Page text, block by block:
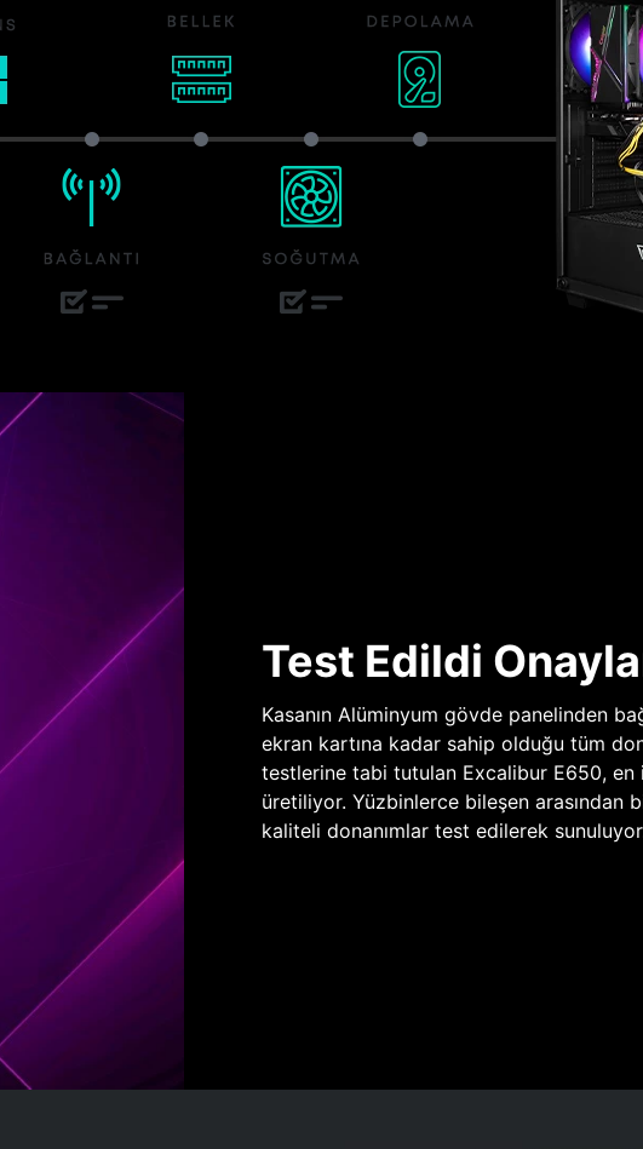
Test Edildi
Kasanın Alüminyum gövde panelinden
ekran kartına kadar sahip olduğu tüm
testlerine tabi tutulan Excalibur E650, en
üretiliyor. Yüzbinlerce bileşen arasından
kaliteli donanımlar test edilerek